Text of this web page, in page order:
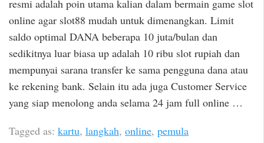
resmi adalah poin utama kalian dalam bermain game slot
online agar slot88 mudah untuk dimenangkan. Limit
saldo optimal DANA beberapa 10 juta/bulan dan
sedikitnya luar biasa up adalah 10 ribu slot rupiah dan
mempunyai sarana transfer ke sama pengguna dana atau
ke rekening bank. Selain itu ada juga Customer Service
yang siap menolong anda selama 24 jam full online …
Tagged as: kartu, langkah, online, pemula